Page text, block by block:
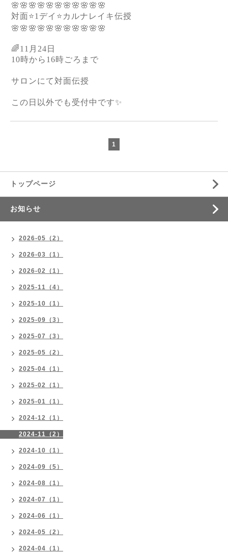
🌸🌸🌸🌸🌸🌸🌸🌸🌸🌸🌸
対面⭐️1デイ⭐️カルナレイキ伝授
🌸🌸🌸🌸🌸🌸🌸🌸🌸🌸🌸
🌈11月24日
10時から16時ごろまで
サロンにて対面伝授
この日以外でも受付中です✨
1
トップページ
お知らせ
2026-05（2）
2026-03（1）
2026-02（1）
2025-11（4）
2025-10（1）
2025-09（3）
2025-07（3）
2025-05（2）
2025-04（1）
2025-02（1）
2025-01（1）
2024-12（1）
2024-11（2）
2024-10（1）
2024-09（5）
2024-08（1）
2024-07（1）
2024-06（1）
2024-05（2）
2024-04（1）